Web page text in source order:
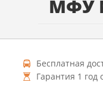
МФУ
Бесплатная
Гарантия 1 год